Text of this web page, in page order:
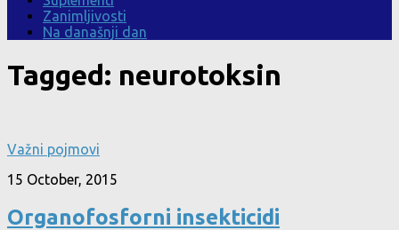
Zanimljivosti
Na današnji dan
Tagged: neurotoksin
Važni pojmovi
15 October, 2015
Organofosforni insekticidi